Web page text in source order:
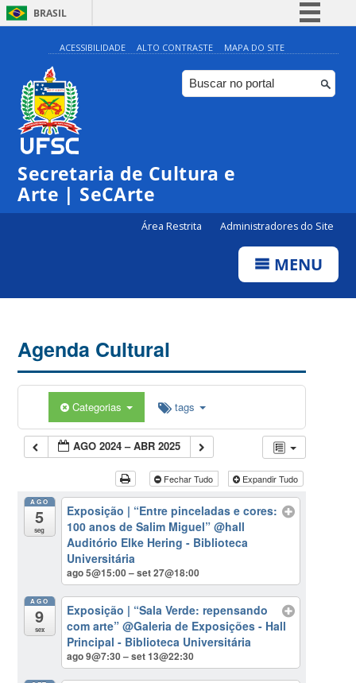
BRASIL
Simplifique!
Comunica BR
Participe
ACESSIBILIDADE ALTO CONTRASTE MAPA DO SITE
Secretaria de Cultura e
Arte | SeCArte
Área Restrita Administradores do Site
MENU
Agenda Cultural
Categorias tags
AGO 2024 – ABR 2025
Fechar Tudo Expandir Tudo
AGO
5
seg
Exposição | “Entre pinceladas e cores:
100 anos de Salim Miguel”@hall
Auditório Elke Hering - Biblioteca
Universitária
ago 5@15:00 – set 27@18:00
AGO
9
sex
Exposição | “Sala Verde: repensando
com arte”@Galeria de Exposições - Hall
Principal - Biblioteca Universitária
ago 9@7:30 – set 13@22:30